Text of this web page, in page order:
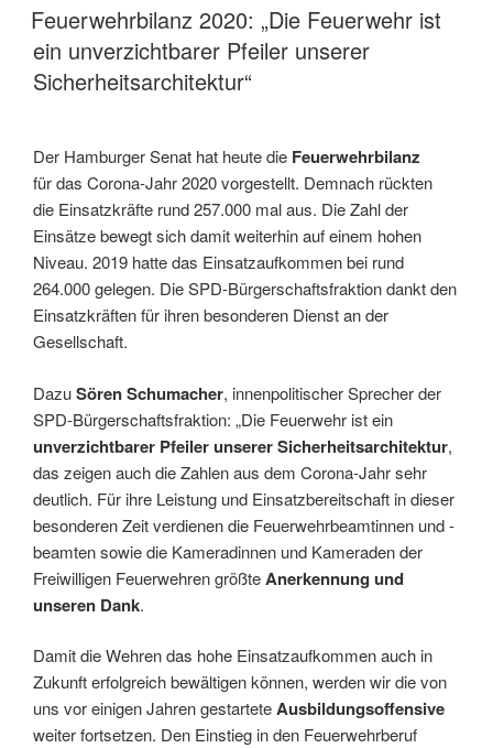
AM
Feuerwehrbilanz 2020: „Die Feuerwehr ist
ein unverzichtbarer Pfeiler unserer
Sicherheitsarchitektur“
Der Hamburger Senat hat heute die Feuerwehrbilanz
für das Corona-Jahr 2020 vorgestellt. Demnach rückten
die Einsatzkräfte rund 257.000 mal aus. Die Zahl der
Einsätze bewegt sich damit weiterhin auf einem hohen
Niveau. 2019 hatte das Einsatzaufkommen bei rund
264.000 gelegen. Die SPD-Bürgerschaftsfraktion dankt den
Einsatzkräften für ihren besonderen Dienst an der
Gesellschaft.
DazuSören Schumacher, innenpolitischer Sprecher der
SPD-Bürgerschaftsfraktion: „Die Feuerwehr ist ein
unverzichtbarer Pfeiler unserer Sicherheitsarchitektur,
das zeigen auch die Zahlen aus dem Corona-Jahr sehr
deutlich. Für ihre Leistung und Einsatzbereitschaft in dieser
besonderen Zeit verdienen die Feuerwehrbeamtinnen und -
beamten sowie die Kameradinnen und Kameraden der
Freiwilligen Feuerwehren größteAnerkennung und
unseren Dank.
Damit die Wehren das hohe Einsatzaufkommen auch in
Zukunft erfolgreich bewältigen können, werden wir die von
uns vor einigen Jahren gestarteteAusbildungsoffensive
weiter fortsetzen. Den Einstieg in den Feuerwehrberuf